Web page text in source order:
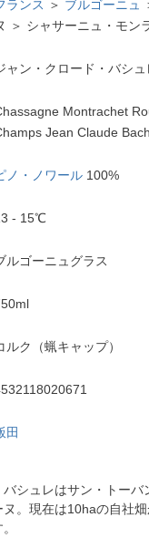
ランス ＞ ブルゴーニュ
＞ シャサーニュ・モン
ャン・クロード・バシュ
Montrachet
Jean Claude
ノ・ノワール 100%
- 15℃
ルゴーニュグラス
ルク（蝋キャップ）
田
シュレはサン・トーバ
。現在は10haの自社